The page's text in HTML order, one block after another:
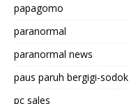
papagomo
paranormal
paranormal news
paus paruh bergigi-sodok
pc sales